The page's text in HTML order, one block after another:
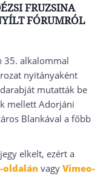
FRUZSINA
FÓRUMRÓL
35. alkalommal
nyitányaként
mutatták be
mellett Adorjáni
Blankával a főbb
elkelt, ezért a
oldalán vagy Vimeo-